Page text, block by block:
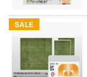
SALE
アイテム
ハイ・ストーリー)
(インターアライド)
ーカー別
ル
シール・ステッカー
ルレーン
しトライアングル
第五人格 (アイデン